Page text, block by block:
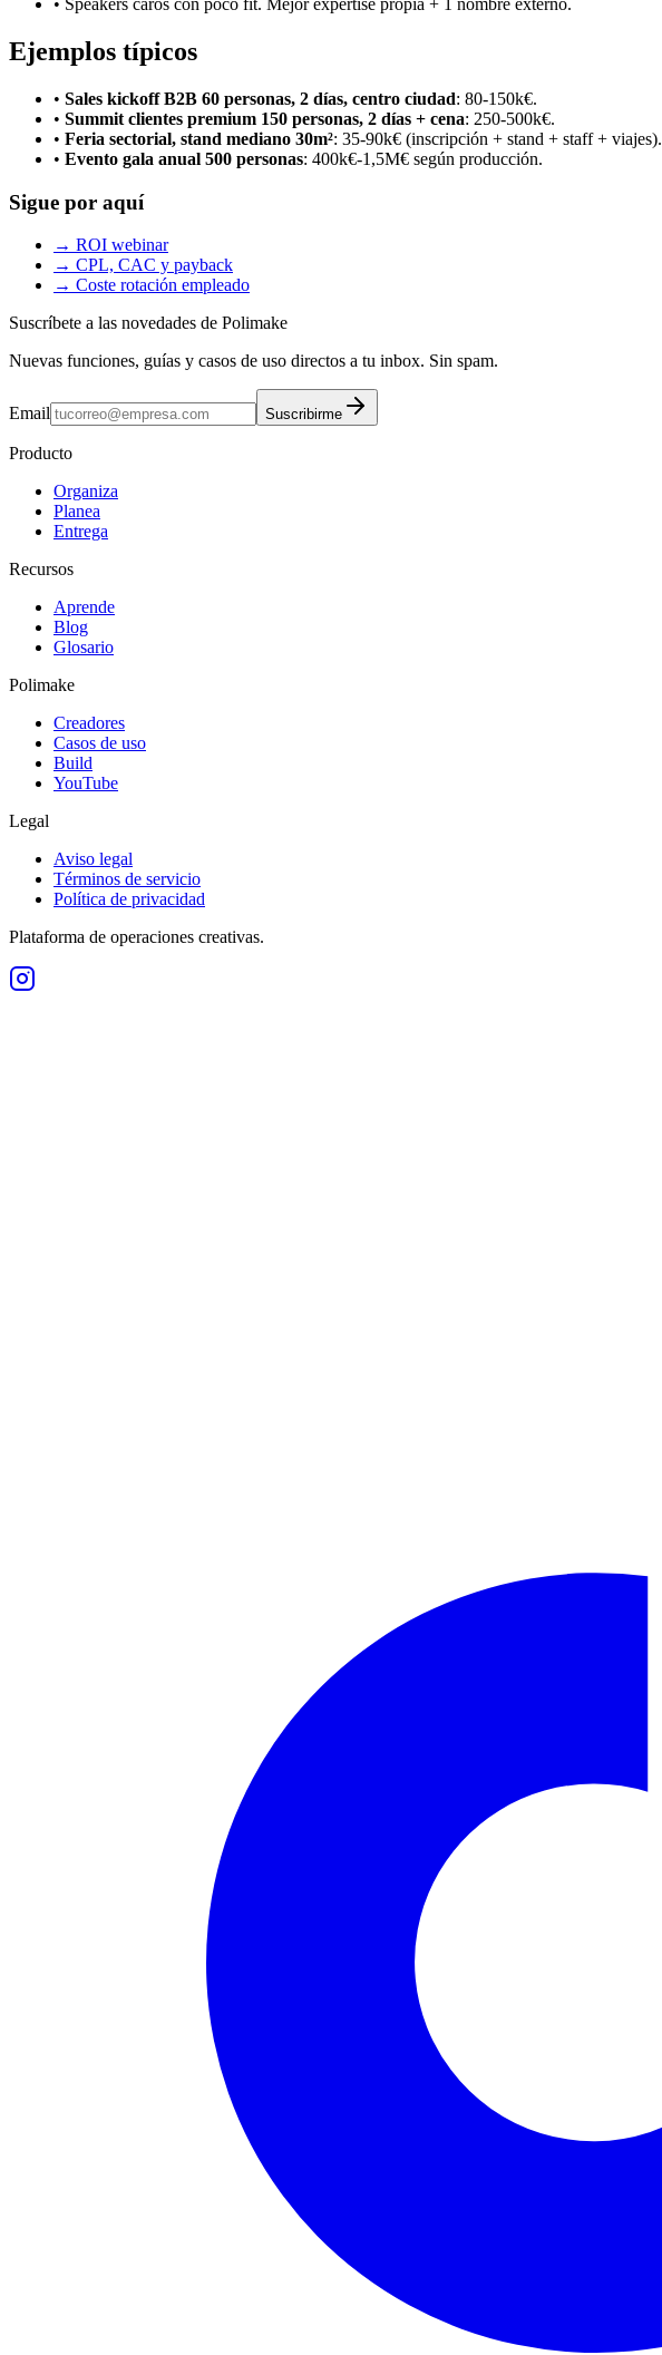
• Speakers caros con poco fit. Mejor expertise propia + 1 nombre externo.
Ejemplos típicos
• Sales kickoff B2B 60 personas, 2 días, centro ciudad: 80-150k€.
• Summit clientes premium 150 personas, 2 días + cena: 250-500k€.
• Feria sectorial, stand mediano 30m²: 35-90k€ (inscripción + stand + staff + viajes).
• Evento gala anual 500 personas: 400k€-1,5M€ según producción.
Sigue por aquí
→ ROI webinar
→ CPL, CAC y payback
→ Coste rotación empleado
Suscríbete a las novedades de Polimake
Nuevas funciones, guías y casos de uso directos a tu inbox. Sin spam.
Email Suscribirme
Producto
Organiza
Planea
Entrega
Recursos
Aprende
Blog
Glosario
Polimake
Creadores
Casos de uso
Build
YouTube
Legal
Aviso legal
Términos de servicio
Política de privacidad
Plataforma de operaciones creativas.